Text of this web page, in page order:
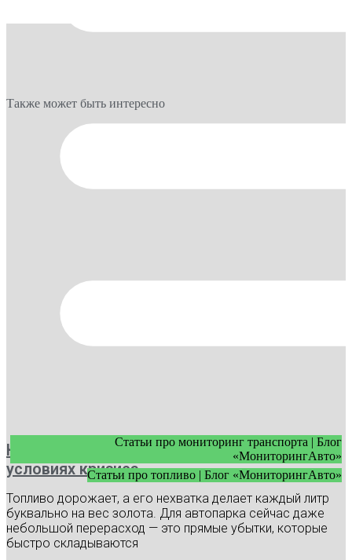
Также может быть интересно
Статьи про мониторинг транспорта | Блог
«МониторингАвто»
Статьи про топливо | Блог «МониторингАвто»
Как экономить топливо в автопарке в
условиях кризиса
Топливо дорожает, а его нехватка делает каждый литр
буквально на вес золота. Для автопарка сейчас даже
небольшой перерасход — это прямые убытки, которые
быстро складываются